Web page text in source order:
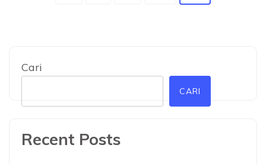
Cari
CARI
Recent Posts